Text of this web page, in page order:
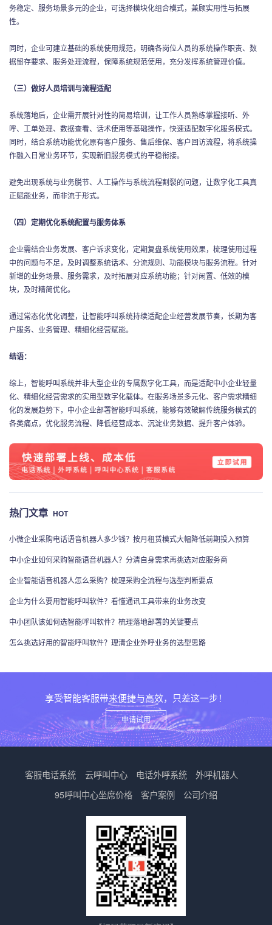
务稳定、服务场景多元的企业，可选择模块化组合模式，兼顾实用性与拓展
性。
同时，企业可建立基础的系统使用规范，明确各岗位人员的系统操作职责、数
据留存要求、服务处理流程，保障系统规范使用，充分发挥系统管理价值。
（三）做好人员培训与流程适配
系统落地后，企业需开展针对性的简易培训，让工作人员熟练掌握接听、外
呼、工单处理、数据查看、话术使用等基础操作，快速适配数字化服务模式。
同时，结合系统功能优化原有客户服务、售后维保、客户回访流程，将系统操
作融入日常业务环节，实现新旧服务模式的平稳衔接。
避免出现系统与业务脱节、人工操作与系统流程割裂的问题，让数字化工具真
正赋能业务，而非流于形式。
（四）定期优化系统配置与服务体系
企业需结合业务发展、客户诉求变化，定期复盘系统使用效果，梳理使用过程
中的问题与不足，及时调整系统话术、分流规则、功能模块与服务流程。针对
新增的业务场景、服务需求，及时拓展对应系统功能；针对闲置、低效的模
块，及时精简优化。
通过常态化优化调整，让智能呼叫系统持续适配企业经营发展节奏，长期为客
户服务、业务管理、精细化经营赋能。
结语：
综上，智能呼叫系统并非大型企业的专属数字化工具，而是适配中小企业轻量
化、精细化经营需求的实用型数字化载体。在服务场景多元化、客户需求精细
化的发展趋势下，中小企业部署智能呼叫系统，能够有效破解传统服务模式的
各类痛点，优化服务流程、降低经营成本、沉淀业务数据、提升客户体验。
热门文章 HOT
小微企业采购电话语音机器人多少钱？按月租赁模式大幅降低前期投入预算
中小企业如何采购智能语音机器人？分清自身需求再挑选对应服务商
企业智能语音机器人怎么采购？梳理采购全流程与选型判断要点
企业为什么要用智能呼叫软件？看懂通讯工具带来的业务改变
中小团队该如何选智能呼叫软件？梳理落地部署的关键要点
怎么挑选好用的智能呼叫软件？理清企业外呼业务的选型思路
享受智能客服带来便捷与高效，只差这一步！
申请试用
客服电话系统 云呼叫中心 电话外呼系统
外呼机器人
95呼叫中心坐席价格 客户案例 公司介绍